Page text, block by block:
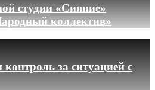
студии «Сияние»
коллектив»
за ситуацией с